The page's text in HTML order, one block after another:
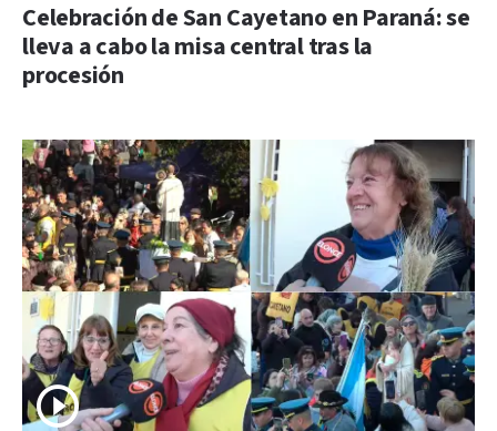
Celebración de San Cayetano en Paraná: se
lleva a cabo la misa central tras la
procesión